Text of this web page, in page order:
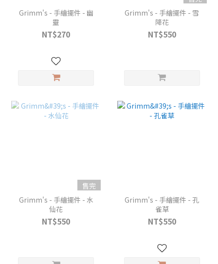
Grimm's - 手繪擺件 - 幽
靈
NT$270
Grimm's - 手繪擺件 - 雪
降花
NT$550
售完
Grimm's - 手繪擺件 - 水
仙花
NT$550
Grimm's - 手繪擺件 - 孔
雀草
NT$550